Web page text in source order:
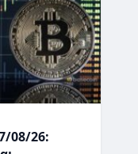
08/26: